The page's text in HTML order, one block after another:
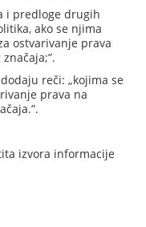
i predloge drugih
ako se njima
ostvarivanje prava
reči: „kojima se
prava na
izvora informacije